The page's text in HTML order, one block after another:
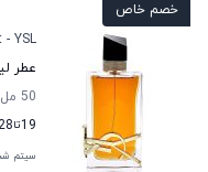
خصم خاص
- YSL
عطر
50 مل عطر
19تا
سيتم شحن